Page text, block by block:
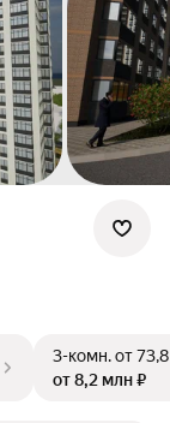
3-комн.от
от 8,2 млн ₽